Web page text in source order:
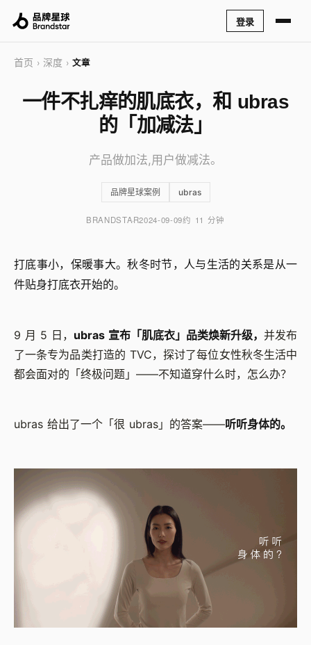
登录
首页 › 深度 › 文章
一件不扎痒的肌底衣，和 ubras
的「加减法」
产品做加法,用户做减法。
品牌星球案例 ubras
BRANDSTAR2024-09-09约 11 分钟
打底事小，保暖事大。秋冬时节，人与生活的关系是从一
件贴身打底衣开始的。
9 月 5 日， ubras 宣布「肌底衣」品类焕新升级， 并发布
了一条专为品类打造的 TVC，探讨了每位女性秋冬生活中
都会面对的「终极问题」——不知道穿什么时，怎么办？
ubras 给出了一个「很 ubras」的答案——听听身体的。